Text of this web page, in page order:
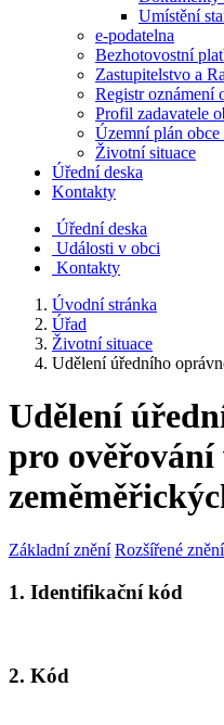
Umístění
e-podatelna
Bezhotovostní
Zastupitelstvo a
Registr oznámení
Profil zadavatele
Územní plán
Životní situace
Úřední deska
Kontakty
Úřední deska
Události v obci
Kontakty
Úvodní stránka
Úřad
Životní situace
Udělení úředního
Udělení
pro ověřování
Základní znění Rozšířené znění
1. Identifikační kód
2. Kód